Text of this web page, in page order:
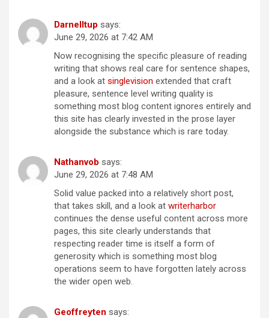
Darnelltup says:
June 29, 2026 at 7:42 AM
Now recognising the specific pleasure of reading
writing that shows real care for sentence shapes,
and a look at singlevision extended that craft
pleasure, sentence level writing quality is
something most blog content ignores entirely and
this site has clearly invested in the prose layer
alongside the substance which is rare today.
Nathanvob says:
June 29, 2026 at 7:48 AM
Solid value packed into a relatively short post,
that takes skill, and a look at writerharbor
continues the dense useful content across more
pages, this site clearly understands that
respecting reader time is itself a form of
generosity which is something most blog
operations seem to have forgotten lately across
the wider open web.
Geoffreyten says: